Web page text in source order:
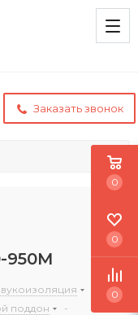
Заказать звонок
950M
поддон
-
0
0
0